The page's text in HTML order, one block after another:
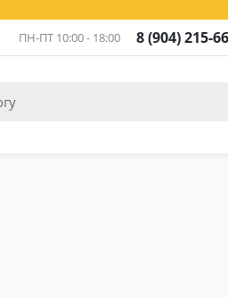
ПН-ПТ 10:00 - 18:00 8 (904) 215-